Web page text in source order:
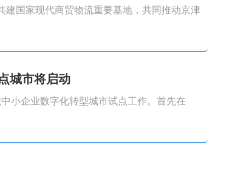
国家现代商贸物流重要基地，共同推动京津
城市将启动
小企业数字化转型城市试点工作。首先在